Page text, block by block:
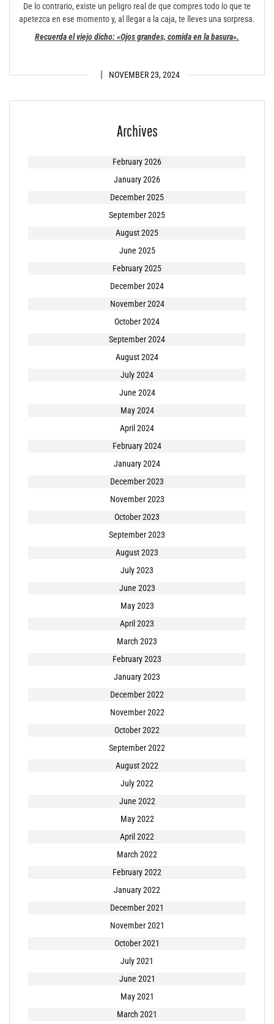
NOVEMBER 23, 2024
De lo contrario, existe un peligro real de que compres todo lo que te
apetezca en ese momento y, al llegar a la caja, te lleves una sorpresa.
Recuerda el viejo dicho: «Ojos grandes, comida en la basura».
Archives
February 2026
January 2026
December 2025
September 2025
August 2025
June 2025
February 2025
December 2024
November 2024
October 2024
September 2024
August 2024
July 2024
June 2024
May 2024
April 2024
February 2024
January 2024
December 2023
November 2023
October 2023
September 2023
August 2023
July 2023
June 2023
May 2023
April 2023
March 2023
February 2023
January 2023
December 2022
November 2022
October 2022
September 2022
August 2022
July 2022
June 2022
May 2022
April 2022
March 2022
February 2022
January 2022
December 2021
November 2021
October 2021
July 2021
June 2021
May 2021
March 2021